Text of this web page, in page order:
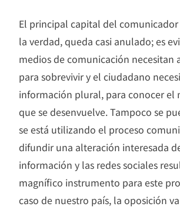
El principal capital del comunicador
la verdad, queda casi anulado; es
medios de comunicación necesitan
para sobrevivir y el ciudadano
información plural, para conocer el
que se desenvuelve. Tampoco se
se está utilizando el proceso
difundir una alteración interesada
información y las redes sociales
magnífico instrumento para este
caso de nuestro país, la oposición